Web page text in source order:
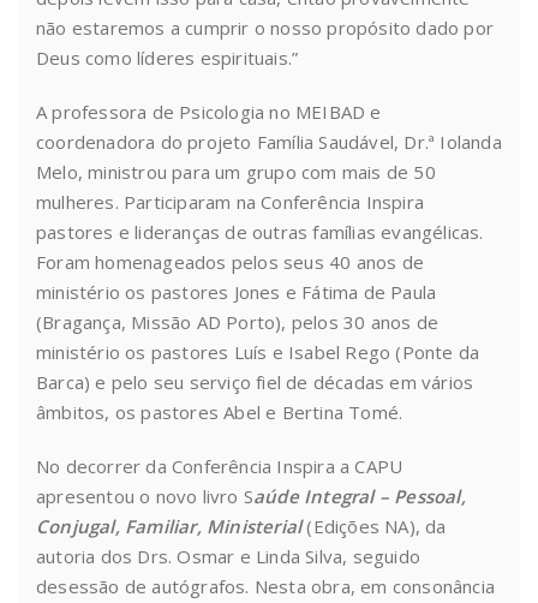
não estaremos a cumprir o nosso propósito dado por
Deus como líderes espirituais.”
A professora de Psicologia no MEIBAD e
coordenadora do projeto Família Saudável, Dr.ª Iolanda
Melo, ministrou para um grupo com mais de 50
mulheres. Participaram na Conferência Inspira
pastores e lideranças de outras famílias evangélicas.
Foram homenageados pelos seus 40 anos de
ministério os pastores Jones e Fátima de Paula
(Bragança, Missão AD Porto), pelos 30 anos de
ministério os pastores Luís e Isabel Rego (Ponte da
Barca) e pelo seu serviço fiel de décadas em vários
âmbitos, os pastores Abel e Bertina Tomé.
No decorrer da Conferência Inspira a CAPU
apresentou o novo livro Saúde Integral – Pessoal,
Conjugal, Familiar, Ministerial(Edições NA), da
autoria dos Drs. Osmar e Linda Silva, seguido
desessão de autógrafos. Nesta obra, em consonância